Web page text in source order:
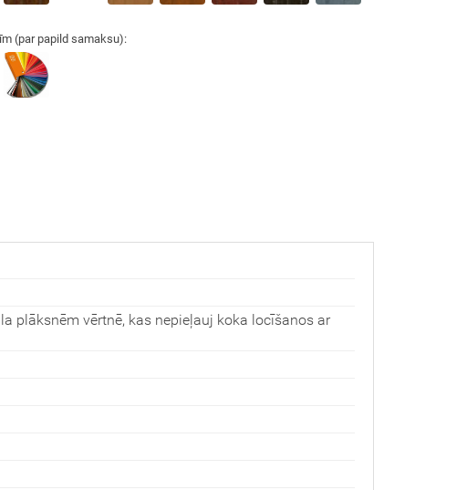
(par papild samaksu):
plāksnēm vērtnē, kas nepieļauj koka locīšanos ar